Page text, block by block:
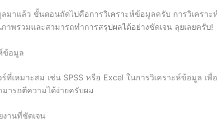
มาแล้ว ขั้นตอนถัดไปคือการวิเคราะห์ข้อมูลครับ การวิเคราะ
าพรวมและสามารถทำการสรุปผลได้อย่างชัดเจน ลุยเลยครับ!
ข้อมูล
ที่เหมาะสม เช่น SPSS หรือ Excel ในการวิเคราะห์ข้อมูล เพื่
ารถตีความได้ง่ายครับผม
งานที่ชัดเจน